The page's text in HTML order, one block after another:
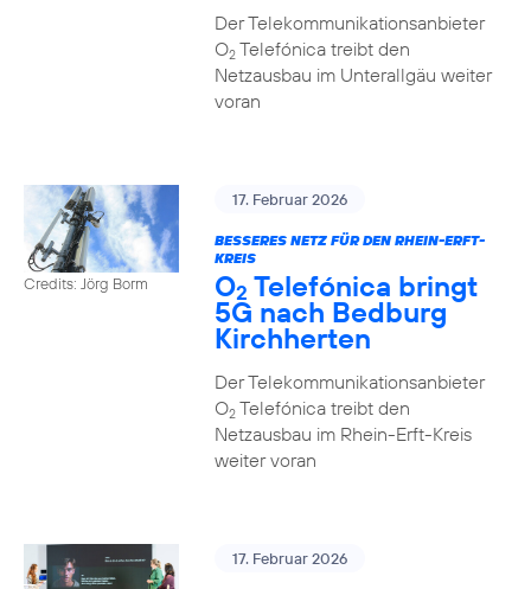
Der Telekommunikationsanbieter
O2Telefónica treibt den
Netzausbau im Unterallgäu weiter
voran
Credits: Jörg Borm
17. Februar 2026
BESSERES NETZ FÜR DEN RHEIN-ERFT-
KREIS
O2 Telefónica bringt
5G nach Bedburg
Kirchherten
Der Telekommunikationsanbieter
O2Telefónica treibt den
Netzausbau im Rhein-Erft-Kreis
weiter voran
17. Februar 2026